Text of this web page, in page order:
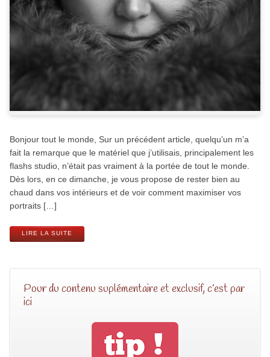
Bonjour tout le monde, Sur un précédent article, quelqu’un m’a
fait la remarque que le matériel que j’utilisais, principalement les
flashs studio, n’était pas vraiment à la portée de tout le monde.
Dès lors, en ce dimanche, je vous propose de rester bien au
chaud dans vos intérieurs et de voir comment maximiser vos
portraits […]
LIRE LA SUITE
Pour du contenu suplémentaire et exclusif, c’est par
ici